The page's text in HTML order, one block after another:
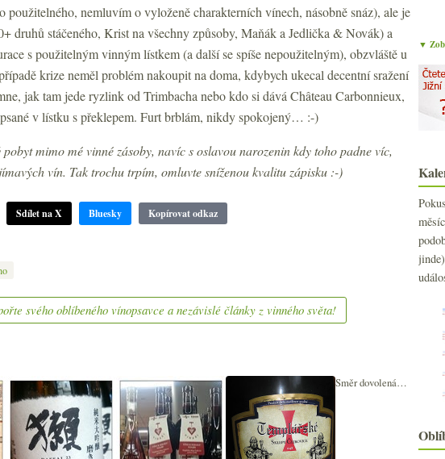
použitelného, nemluvím o vyloženě charakterních vínech, násobně snáz), ale je
druhů stáčeného, Krist na všechny způsoby, Maňák a Jedlička & Novák) a
s použitelným vinným lístkem (a další se spíše nepoužitelným), obzvláště u
krize neměl problém nakoupit na doma, kdybych ukecal decentní sražení
jak tam jede ryzlink od Trimbacha nebo kdo si dává Château Carbonnieux,
v lístku s překlepem. Furt brblám, nikdy spokojený… :-)
mimo mé vinné zásoby, navíc s oslavou narozenin kdy toho padne víc,
vín. Tak trochu trpím, omluvte sníženou kvalitu zápisku :-)
Sdílet na X Bluesky Kopírovat odkaz
svého oblíbeného vínopsavce a nezávislé články z vinného světa!
Směr dovolená…
▼